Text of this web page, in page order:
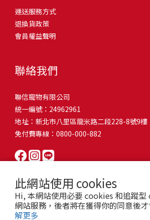
此網站使用 cookies
Hi, 本網站使用必要 cookies 和追蹤
網站服務，後者將在獲得你的同意後才
解更多
和獨立能力。 幼犬訓練常見問題Q1: 幾個月大
練？A: 訓練可從幼犬到家首日開始（約8-10
化黃金期，每次訓練控制在5-10分鐘內。Q2:
屬啃咬玩具作替代品，發現不當啃咬時堅定說
尿尿？A: 建立固定如廁時間表，成功時立即獎
密切監督。意外發生時不責罵，使用專用除臭
一直吠叫怎麼辦？A: 找出原因（尋求注意力、
「安靜」指令，停止吠叫時獎勵。避免對吠叫
向獎勵比懲罰更有效且健康。懲罰可能導致恐
狗狗怎麼辦？A: 循序漸進社交化，從友善成犬
正面經驗後給予獎勵。考慮參加專業幼犬社交
慮要如何處理？A: 練習短暫分離，逐漸延長。
調。提供能分散注意力的玩具，建立可預測的
熱，水分流失快，腸道可能變得敏感，導致糞
換季時沒有適當調整環境，貓咪的腸胃就可能
天注意保暖，提供暖墊、厚毯，避免冷風直吹
像是開冷氣又突然關掉，容易讓貓咪腸胃受影
時，記得關心貓咪的腸胃狀況，適當調整環境
有血絲、異味特別重，那就要小心可能是 寄生
蟲、球蟲）或腸胃炎、腸道疾病。這類情況會
下來甚至可能造成貓咪消瘦、免疫力下降。定
月一次，成貓每 3~6 個月一次）。觀察貓咪精
嘔吐、食慾下降，務必儘早就醫。重點提醒：
天，或糞便異常，應立即帶去獸醫院檢查！
壓力影響腸胃壓力不只影響人類，也會影響
張、焦慮、驚嚇（如煙火聲、大聲喧嘩），都
尤其是個性敏感的貓咪，對變化的適應力比較
就先「罷工」。減少壓力來源，盡量讓貓咪的
活中輕鬆改善看到滿屋子的貓毛是不是很抓狂
透過一些簡單的日常照護方式，就能有效減少
毛、洗澡到增加互動和營養調整，這些小撇步
行動吧！ 預防貓掉毛方法1：勤勞梳毛養貓必
啦！勤勞梳毛是最直接有效的掉毛控制方法。
髮打結和皮膚問題。建議週期：短毛貓每週梳
2-3天梳一次。挑選合適的梳具也很重要，可
或專用脫毛梳，依照毛質選擇。記得將梳毛變
不僅能增加你們的互動時間，也讓貓咪享受被
貓掉毛方法2：定期洗澡「貓咪會自己清潔，
其實不完全正確哦！適當的洗澡能幫助貓咪
澡頻率不宜過高，一般室內貓咪1-3個月洗一
而會造成皮膚乾燥。選擇專為貓咪設計的溫和
完全吹乾，避免濕毛造成皮膚問題。如果貓咪
的紙箱。建議一開始可以購買單價較低的入門
使用狀況，再考慮購買「豪宅」！ 項目費用
$500貓跳台$1,500貓砂盆$500貓抓板$300外
咪是非常需要安全感的動物，可以準備一個專
花費3：貓跳台貓咪雖然不需要外出進行放電
放高度適合的貓跳台提供貓咪玩耍，貓跳台與
咪對於環境的安全感。一次性養貓用品相關花
用品，可選擇合適貓咪體型大小，不宜過小。
想，需要準備一個能夠讓牠們放肆磨爪的貓
時，外出籠就非常重要，平常也可以適度讓貓
緊急情況時，貓咪過度抗拒。總結來說貓咪在
費用大約落在 $ 7900~ $ 11600不等。雖說金
運送服務方式
退換貨政策
會員權益聲明
聯絡我們
聯信寵物有限公司
統一編號：24962961
地址：新北市八里區龍米路二段228-8號9樓
免付費專線：0800-000-882